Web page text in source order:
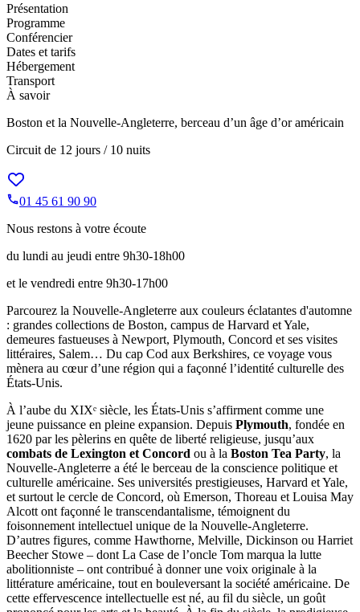
Présentation
Programme
Conférencier
Dates et tarifs
Hébergement
Transport
À savoir
Boston et la Nouvelle-Angleterre, berceau d’un âge d’or américain
Circuit de 12 jours / 10 nuits
01 45 61 90 90
Nous restons à votre écoute
du lundi au jeudi entre 9h30-18h00
et le vendredi entre 9h30-17h00
Parcourez la Nouvelle-Angleterre aux couleurs éclatantes d'automne
: grandes collections de Boston, campus de Harvard et Yale,
demeures fastueuses à Newport, Plymouth, Concord et ses visites
littéraires, Salem… Du cap Cod aux Berkshires, ce voyage vous
mènera au cœur d’une région qui a façonné l’identité culturelle des
États-Unis.
À l’aube du XIXᵉ siècle, les États-Unis s’affirment comme une
jeune puissance en pleine expansion. Depuis Plymouth, fondée en
1620 par les pèlerins en quête de liberté religieuse, jusqu’aux
combats de Lexington et Concord ou à la Boston Tea Party, la
Nouvelle-Angleterre a été le berceau de la conscience politique et
culturelle américaine. Ses universités prestigieuses, Harvard et Yale,
et surtout le cercle de Concord, où Emerson, Thoreau et Louisa May
Alcott ont façonné le transcendantalisme, témoignent du
foisonnement intellectuel unique de la Nouvelle-Angleterre.
D’autres figures, comme Hawthorne, Melville, Dickinson ou Harriet
Beecher Stowe – dont La Case de l’oncle Tom marqua la lutte
abolitionniste – ont contribué à donner une voix originale à la
littérature américaine, tout en bouleversant la société américaine. De
cette effervescence intellectuelle est né, au fil du siècle, un goût